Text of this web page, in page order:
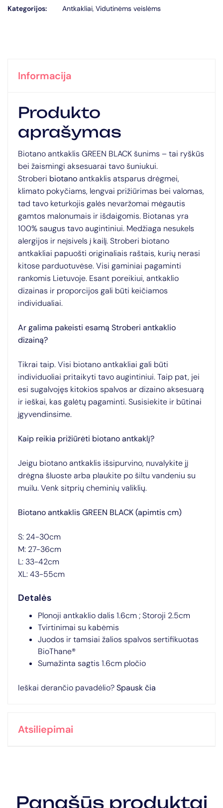
Kategorijos:
Antkakliai, Vidutinėms veislėms
Informacija
Produkto
aprašymas
Biotano antkaklis GREEN BLACK šunims – tai ryškūs
bei žaismingi aksesuarai tavo šuniukui.
Stroberi biotanoantkaklis atsparus drėgmei,
klimato pokyčiams, lengvai prižiūrimas bei valomas,
tad tavo keturkojis galės nevaržomai mėgautis
gamtos malonumais ir išdaigomis. Biotanas yra
100% saugus tavo augintiniui. Medžiaga nesukels
alergijos ir neįsivels į kailį. Stroberi biotano
antkakliai papuošti originaliais raštais, kurių nerasi
kitose parduotuvėse. Visi gaminiai pagaminti
rankomis Lietuvoje. Esant poreikiui, antkaklio
dizainas ir proporcijos gali būti keičiamos
individualiai.
Ar galima pakeisti esamą Stroberi antkaklio
dizainą?
Tikrai taip. Visi biotano antkakliai gali būti
individuoliai pritaikyti tavo augintiniui. Taip pat, jei
esi sugalvojęs kitokios spalvos ar dizaino aksesuarą
ir ieškai, kas galėtų pagaminti. Susisiekite ir būtinai
įgyvendinsime.
Kaip reikia prižiūrėti biotano antkaklį?
Jeigu biotano antkaklis išsipurvino, nuvalykite jį
drėgna šluoste arba plaukite po šiltu vandeniu su
muilu. Venk sitprių cheminių valiklių.
Biotano antkaklis GREEN BLACK (apimtis cm)
S: 24-30cm
M: 27-36cm
L: 33-42cm
XL: 43-55cm
Detalės
Plonoji antkaklio dalis 1.6cm ; Storoji 2.5cm
Tvirtinimai su kabėmis
Juodos ir tamsiai žalios spalvos sertifikuotas
BioThane®
Sumažinta sagtis 1.6cm pločio
Ieškai derančio pavadėlio?Spausk čia
Atsiliepimai
Panašūs produktai